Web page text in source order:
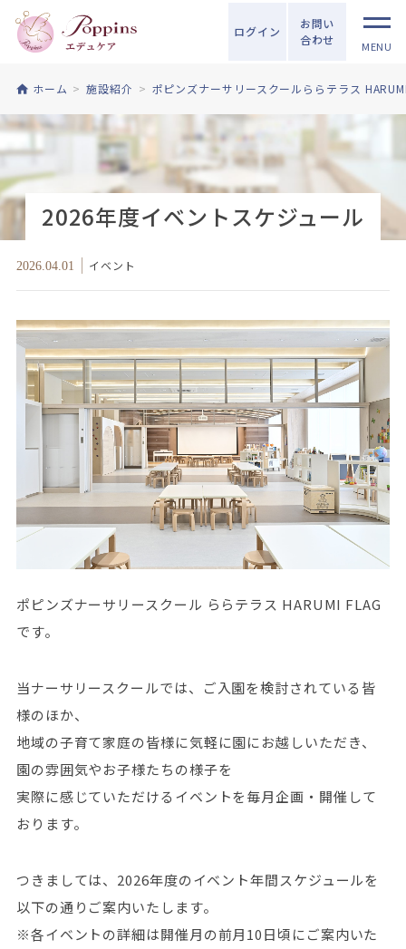
ログイン
お問い
合わせ
MENU
ホーム 施設紹介 ポピンズナーサリースクールららテラス
2026年度イベントスケジュール
2026.04.01 イベント
ポピンズナーサリースクール ららテラス HARUMI FLAG
です。
当ナーサリースクールでは、ご入園を検討されている皆
様のほか、
地域の子育て家庭の皆様に気軽に園にお越しいただき、
園の雰囲気やお子様たちの様子を
実際に感じていただけるイベントを毎月企画・開催して
おります。
つきましては、2026年度のイベント年間スケジュールを
以下の通りご案内いたします。
※各イベントの詳細は開催月の前月10日頃にご案内いた